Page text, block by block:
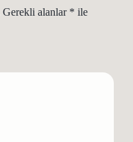
Gerekli alanlar * ile